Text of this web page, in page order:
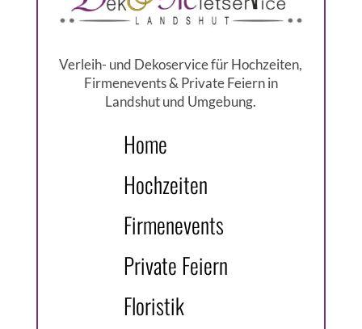
Verleih- und Dekoservice für Hochzeiten,
Firmenevents & Private Feiern in
Landshut und Umgebung.
Home
Hochzeiten
Firmenevents
Private Feiern
Floristik